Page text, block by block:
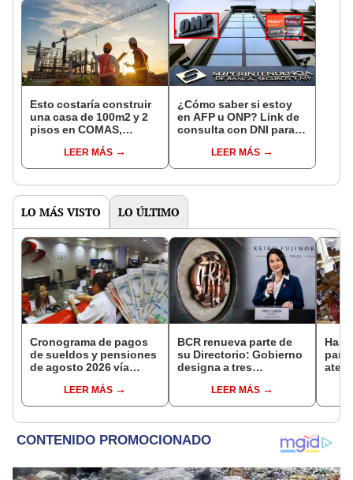
Esto costaría construir
una casa de 100m2 y 2
pisos en COMAS,
distritos de LIMA
NORTE
LEER MÁS
¿Cómo saber si estoy
en AFP u ONP? Link de
consulta con DNI para
pensiones estás
LEER MÁS
LO MÁS VISTO LO ÚLTIMO
Cronograma de pagos
de sueldos y pensiones
de agosto 2026 vía
conoce las fechas de
depósito
LEER MÁS
BCR renueva parte de
su Directorio: Gobierno
designa a tres
EjecutivoLEER MÁS
para